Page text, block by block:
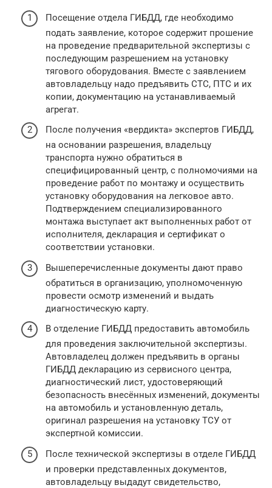
Посещение отдела ГИБДД, где необходимо
подать заявление, которое содержит прошение
на проведение предварительной экспертизы с
последующим разрешением на установку
тягового оборудования. Вместе с заявлением
автовладельцу надо предъявить СТС, ПТС и их
копии, документацию на устанавливаемый
агрегат.
После получения «вердикта» экспертов ГИБДД,
на основании разрешения, владельцу
транспорта нужно обратиться в
специфицированный центр, с полномочиями на
проведение работ по монтажу и осуществить
установку оборудования на легковое авто.
Подтверждением специализированного
монтажа выступает акт выполненных работ от
исполнителя, декларация и сертификат о
соответствии установки.
Вышеперечисленные документы дают право
обратиться в организацию, уполномоченную
провести осмотр изменений и выдать
диагностическую карту.
В отделение ГИБДД предоставить автомобиль
для проведения заключительной экспертизы.
Автовладелец должен предъявить в органы
ГИБДД декларацию из сервисного центра,
диагностический лист, удостоверяющий
безопасность внесённых изменений, документы
на автомобиль и установленную деталь,
оригинал разрешения на установку ТСУ от
экспертной комиссии.
После технической экспертизы в отделе ГИБДД
и проверки представленных документов,
автовладельцу выдадут свидетельство,